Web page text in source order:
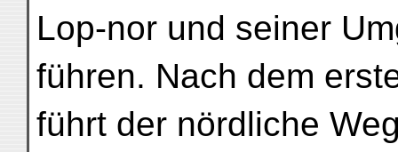
Lop-nor und seiner
führen. Nach dem
führt der nördliche